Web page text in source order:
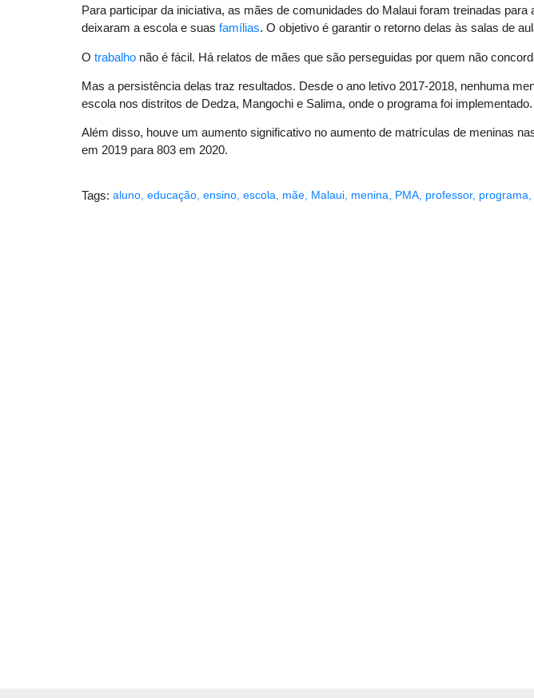
Para participar da iniciativa, as mães de comunidades do Malaui foram treinadas para
deixaram a escola e suas famílias. O objetivo é garantir o retorno delas às salas de
O trabalho não é fácil. Há relatos de mães que são perseguidas por quem não
Mas a persistência delas traz resultados. Desde o ano letivo 2017-2018, nenhuma
escola nos distritos de Dedza, Mangochi e Salima, onde o programa foi implementado.
Além disso, houve um aumento significativo no aumento de matrículas de meninas
em 2019 para 803 em 2020.
Tags: aluno educação ensino escola mãe Malaui menina PMA professor, programa